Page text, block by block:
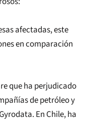
afectadas, este
en comparación
que ha perjudicado
de petróleo y
En Chile, ha